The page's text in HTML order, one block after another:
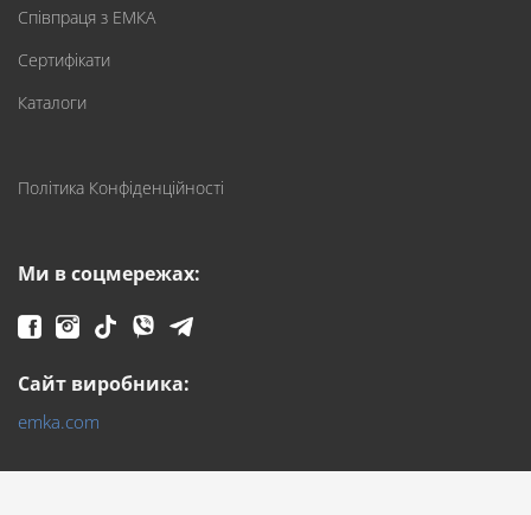
Співпраця з ЕМКА
Сертифікати
Каталоги
Політика Конфіденційності
Ми в соцмережах:
Сайт виробника:
emka.com